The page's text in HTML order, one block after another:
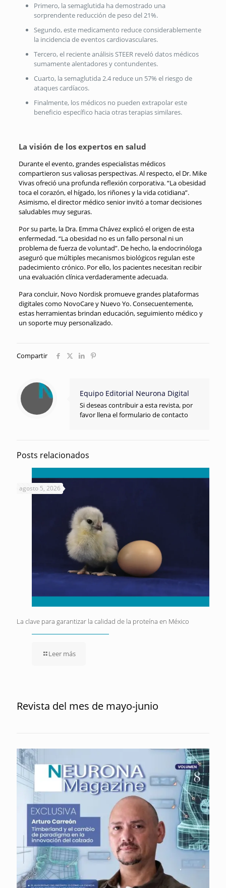
Primero, la semaglutida ha demostrado una
sorprendente reducción de peso del 21%.
Segundo, este medicamento reduce considerablemente
la incidencia de eventos cardiovasculares.
Tercero, el reciente análisis STEER reveló datos médicos
sumamente alentadores y contundentes.
Cuarto, la semaglutida 2.4 reduce un 57% el riesgo de
ataques cardíacos.
Finalmente, los médicos no pueden extrapolar este
beneficio específico hacia otras terapias similares.
La visión de los expertos en salud
Durante el evento, grandes especialistas médicos
compartieron sus valiosas perspectivas. Al respecto, el Dr. Mike
Vivas ofreció una profunda reflexión corporativa. “La obesidad
toca el corazón, el hígado, los riñones y la vida cotidiana”.
Asimismo, el director médico senior invitó a tomar decisiones
saludables muy seguras.
Por su parte, la Dra. Emma Chávez explicó el origen de esta
enfermedad. “La obesidad no es un fallo personal ni un
problema de fuerza de voluntad”. De hecho, la endocrinóloga
aseguró que múltiples mecanismos biológicos regulan este
padecimiento crónico. Por ello, los pacientes necesitan recibir
una evaluación clínica verdaderamente adecuada.
Para concluir, Novo Nordisk promueve grandes plataformas
digitales como NovoCare y Nuevo Yo. Consecuentemente,
estas herramientas brindan educación, seguimiento médico y
un soporte muy personalizado.
Compartir
Equipo Editorial Neurona Digital
Si deseas contribuir a esta revista, por
favor llena el formulario de contacto
Posts relacionados
agosto 5, 2026
La clave para garantizar la calidad de la proteína en México
Leer más
Revista del mes de mayo-junio